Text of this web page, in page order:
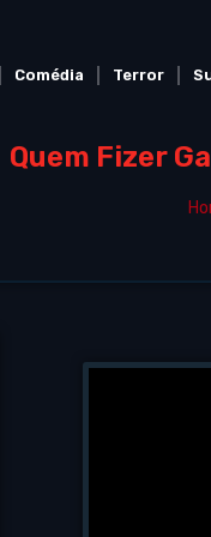
Comédia Terror
Quem Fizer